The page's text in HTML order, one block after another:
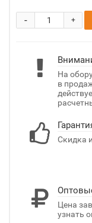
+
-
На
в
Скидка
Цена
узнать